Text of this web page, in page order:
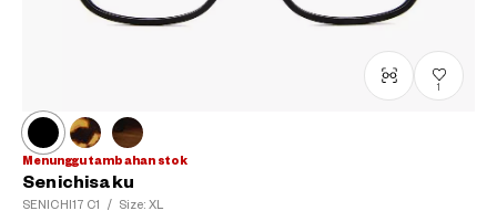
1
Menunggu tambahan stok
Senichisaku
SENICHI17 C1 / Size: XL